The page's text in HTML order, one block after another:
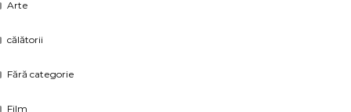
Arte
călătorii
Fără categorie
Film